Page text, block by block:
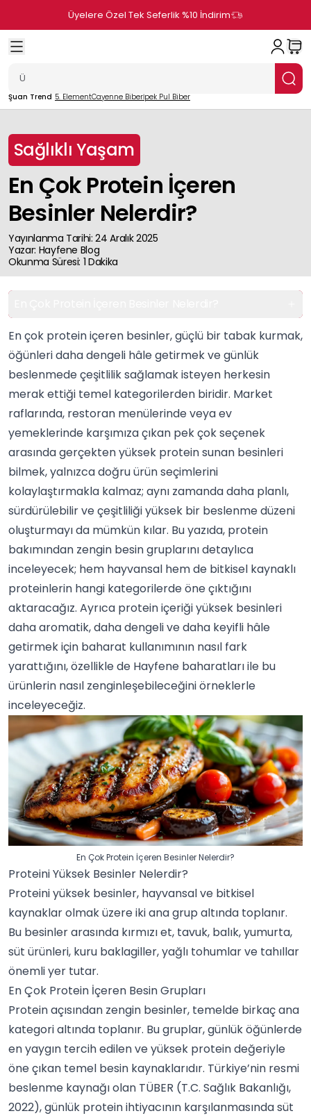
Üyelere Özel Tek Seferlik %10 İndirim
Şuan Trend 5. ElementCayenne Biberİpek Pul Biber
Sağlıklı Yaşam
En Çok Protein İçeren
Besinler Nelerdir?
Yayınlanma Tarihi: 24 Aralık 2025
Yazar: Hayfene Blog
Okunma Süresi: 1 Dakika
En çok protein içeren besinler, güçlü bir tabak kurmak,
öğünleri daha dengeli hâle getirmek ve günlük
beslenmede çeşitlilik sağlamak isteyen herkesin
merak ettiği temel kategorilerden biridir. Market
raflarında, restoran menülerinde veya ev
yemeklerinde karşımıza çıkan pek çok seçenek
arasında gerçekten yüksek protein sunan besinleri
bilmek, yalnızca doğru ürün seçimlerini
kolaylaştırmakla kalmaz; aynı zamanda daha planlı,
sürdürülebilir ve çeşitliliği yüksek bir beslenme düzeni
oluşturmayı da mümkün kılar. Bu yazıda, protein
bakımından zengin besin gruplarını detaylıca
inceleyecek; hem hayvansal hem de bitkisel kaynaklı
proteinlerin hangi kategorilerde öne çıktığını
aktaracağız. Ayrıca protein içeriği yüksek besinleri
daha aromatik, daha dengeli ve daha keyifli hâle
getirmek için baharat kullanımının nasıl fark
yarattığını, özellikle de Hayfene baharatları ile bu
ürünlerin nasıl zenginleşebileceğini örneklerle
inceleyeceğiz.
En Çok Protein İçeren Besinler Nelerdir?
Proteini Yüksek Besinler Nelerdir?
Proteini yüksek besinler, hayvansal ve bitkisel
kaynaklar olmak üzere iki ana grup altında toplanır.
Bu besinler arasında kırmızıet, tavuk, balık, yumurta,
süt ürünleri, kuru baklagiller, yağlı tohumlar ve tahıllar
önemli yer tutar.
En Çok Protein İçeren Besin Grupları
Protein açısından zengin besinler, temelde birkaç ana
kategori altında toplanır. Bu gruplar, günlük öğünlerde
en yaygın tercih edilen ve yüksek protein değeriyle
öne çıkan temel besin kaynaklarıdır. Türkiye’nin resmi
beslenme kaynağı olan TÜBER (T.C. Sağlık Bakanlığı,
2022), günlük protein ihtiyacının karşılanmasında süt